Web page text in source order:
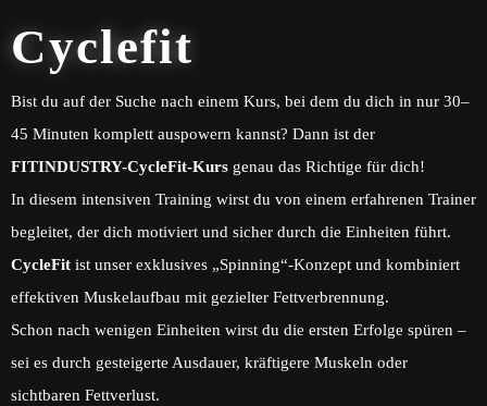
Cyclefit
Bist du auf der Suche nach einem Kurs, bei dem du dich in nur 30–
45 Minuten komplett auspowern kannst? Dann ist der
FITINDUSTRY-CycleFit-Kurs genau das Richtige für dich!
In diesem intensiven Training wirst du von einem erfahrenen Trainer
begleitet, der dich motiviert und sicher durch die Einheiten führt.
CycleFit ist unser exklusives „Spinning“-Konzept und kombiniert
effektiven Muskelaufbau mit gezielter Fettverbrennung.
Schon nach wenigen Einheiten wirst du die ersten Erfolge spüren –
sei es durch gesteigerte Ausdauer, kräftigere Muskeln oder
sichtbaren Fettverlust.